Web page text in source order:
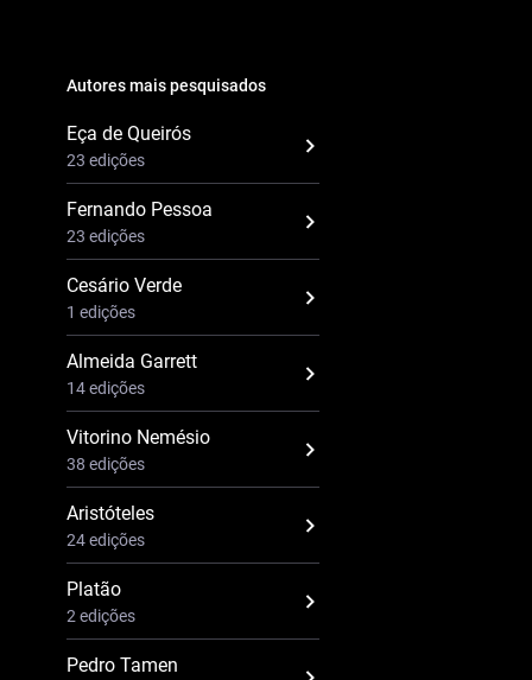
Autores mais pesquisados
Eça de Queirós
23 edições
Fernando Pessoa
23 edições
Cesário Verde
1 edições
Almeida Garrett
14 edições
Vitorino Nemésio
38 edições
Aristóteles
24 edições
Platão
2 edições
Pedro Tamen